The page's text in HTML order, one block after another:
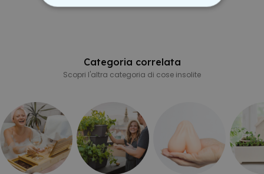
Categoria correlata
Scopri l'altra categoria di cose insolite
STRETTAMENTE NECESSARIO
MARKETING